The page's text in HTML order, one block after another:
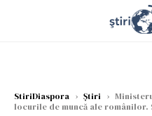
StiriDiaspora › Știri ›
locurile de muncă ale românilor.